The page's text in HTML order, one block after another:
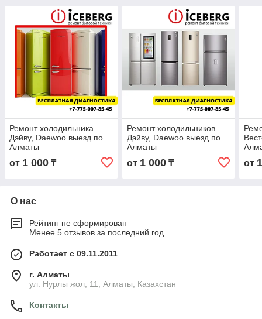
Ремонт холодильника
Дэйву, Daewoo выезд по
Алматы
от 1 000 ₸
Ремонт холодильников
Дэйву, Daewoo выезд по
Алматы
от 1 000₸ от
О нас
Рейтинг не сформирован
Менее 5 отзывов за последний год
Работает с 09.11.2011
г. Алматы
ул. Нурлы жол, 11, Алматы, Казахстан
Контакты